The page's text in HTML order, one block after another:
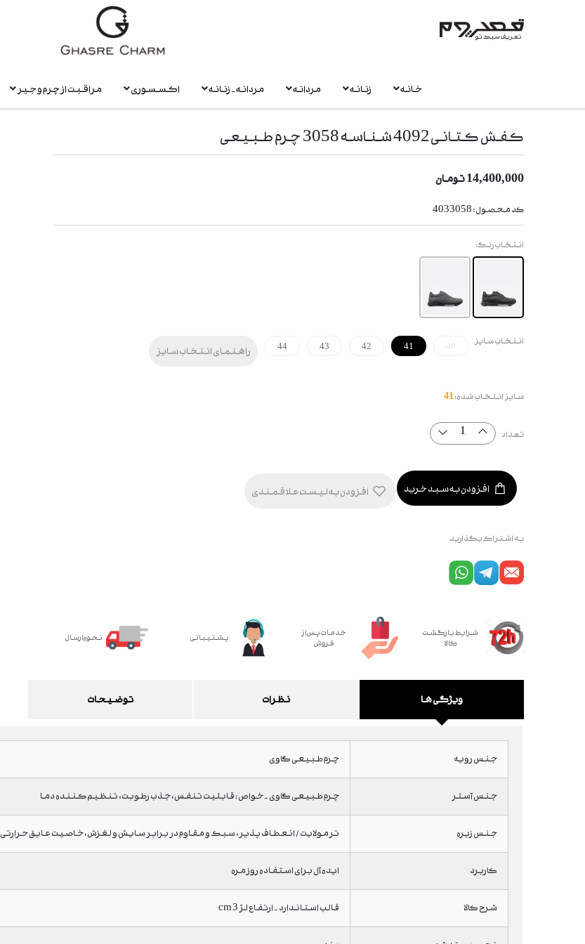
تعریف سبک تو
خانه زنانه مردانه مردانه - زنانه اکسسوری مراقبت از چرم و جیر
کفش کتانی 4092 شناسه 3058 چرم طبیعی
14,400,000تومان
کد محصول :4033058
انتخاب رنگ:
انتخاب سایز
40
41
42
43
44 راهنمای انتخاب سایز
سایز انتخاب شده:41
تعداد
افزودن به سبد خرید افزودن به لیست علاقمندی
به اشتراک بگذارید
شرایط بازگشت
کالا
خدمات پس از
فروش
پشتیبانی نحوه ارسال
ویژگی ها نظرات توضیحات
جنس رویه چرم طبیعی گاوی
جنس آستر چرم طبیعی گاوی - خواص : قابلیت تنفس، جذب رطوبت، تنظیم کننده دما
جنس زیره ترمولایت / انعطاف پذیر، سبک و مقاوم در برابر سایش و لغزش، خاصیت عایق حرارتی
کاربرد ایده آل برای استفاده روزمره
شرح کالا قالب استاندارد - ارتفاع لژ 3 cm